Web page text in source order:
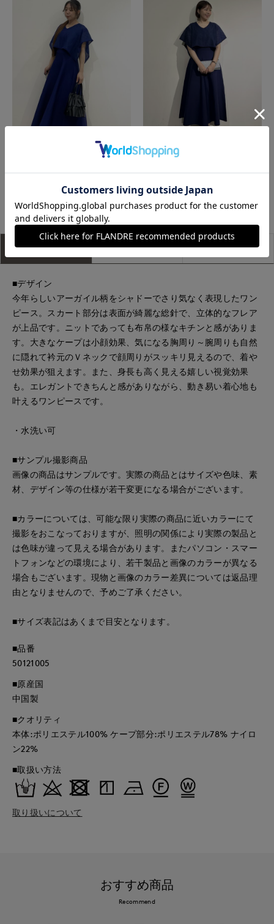
もっと見る
アイテム説明 サイズ詳細 購入レビュー
■デザイン
今年らしいアーガイル柄をシャドーでさり気なく表現したワン
ピース。スカート部分は表面が綺麗な総針で、立体的なフレア
が上品です。ニットであっても布帛の様なキチンと感がありま
す。大きなケープは小顔効果、気になる胸周り～腕周りも自然
に隠れて衿元のＶネックで顔周りがスッキリ見えるので、着や
せ効果が狙えます。また、身長も高く見える嬉しい視覚効果
も。エレガントできちんと感がありながら、動き易い着心地も
叶えるワンピースです。
・水洗い可
■サンプル撮影商品
画像の商品はサンプルです。実際の商品とはサイズや色味、素
材、デザイン等の仕様が若干変更になる場合がございます。
■カラーについては、可能な限り実際の商品に近いカラーにて
撮影をおこなっておりますが、照明の関係により実際の製品と
は色味が違って見える場合があります。またパソコン・スマー
トフォンなどの環境により、若干製品と画像のカラーが異なる
場合もございます。現物と画像のカラー差異については返品理
由となりませんので、予めご了承ください。
■サイズ表記はあくまで目安となります。
■品番
50121005
■原産国
中国製
■クオリティ
本体:ポリエステル100% ケープ部分:ポリエステル78% ナイロ
ン22%
■取扱い方法
取り扱いについて
おすすめ商品
Recommend